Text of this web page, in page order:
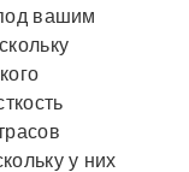
вашим
у них